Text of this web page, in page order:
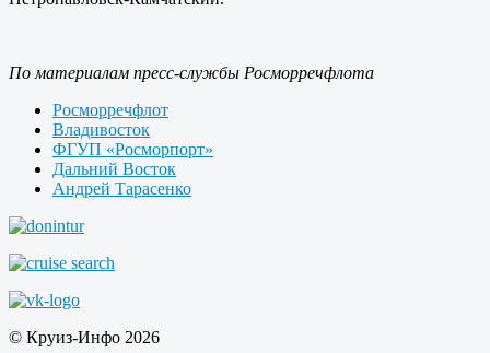
По материалам пресс-службы Росморречфлота
Росморречфлот
Владивосток
ФГУП «Росморпорт»
Дальний Восток
Андрей Тарасенко
© Круиз-Инфо 2026